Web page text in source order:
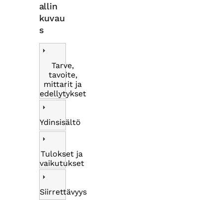
allin
kuvau
s
Tarve,
tavoite,
mittarit ja
edellytykset
Ydinsisältö
Tulokset ja
vaikutukset
Siirrettävyys